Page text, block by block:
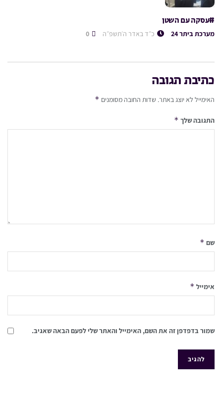
#עסקה עם השטן
מערכת ביתר 24 כ״ד באדר ה׳תשפ״ה
כתיבת תגובה
האימייל לא יוצג באתר. שדות החובה מסומנים *
התגובה שלך *
שם *
אימייל *
שמור בדפדפן זה את השם, האימייל והאתר שלי לפעם הבאה שאגיב.